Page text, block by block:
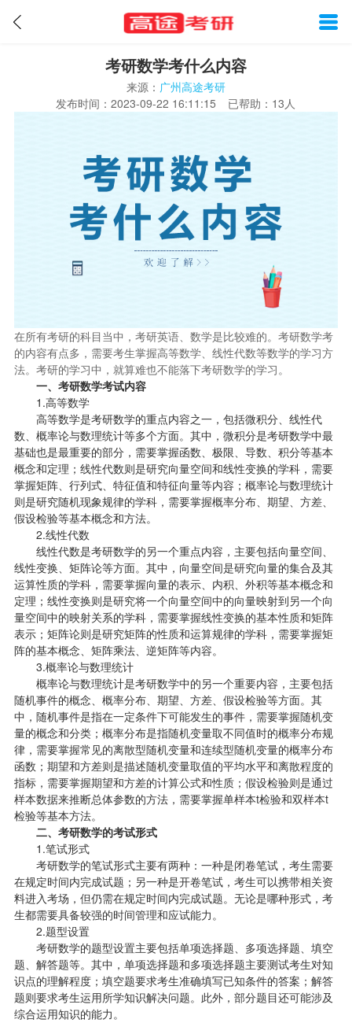
考研数学考什么内容
来源： 广州高途考研
发布时间：2023-09-22 16:11:15 已帮助：13人
在所有考研的科目当中，考研英语、数学是比较难的。考研数学考
的内容有点多，需要考生掌握高等数学、线性代数等数学的学习方
法。考研的学习中，就算难也不能落下考研数学的学习。
一、考研数学考试内容
1.高等数学
高等数学是考研数学的重点内容之一，包括微积分、线性代
数、概率论与数理统计等多个方面。其中，微积分是考研数学中最
基础也是最重要的部分，需要掌握函数、极限、导数、积分等基本
概念和定理；线性代数则是研究向量空间和线性变换的学科，需要
掌握矩阵、行列式、特征值和特征向量等内容；概率论与数理统计
则是研究随机现象规律的学科，需要掌握概率分布、期望、方差、
假设检验等基本概念和方法。
2.线性代数
线性代数是考研数学的另一个重点内容，主要包括向量空间、
线性变换、矩阵论等方面。其中，向量空间是研究向量的集合及其
运算性质的学科，需要掌握向量的表示、内积、外积等基本概念和
定理；线性变换则是研究将一个向量空间中的向量映射到另一个向
量空间中的映射关系的学科，需要掌握线性变换的基本性质和矩阵
表示；矩阵论则是研究矩阵的性质和运算规律的学科，需要掌握矩
阵的基本概念、矩阵乘法、逆矩阵等内容。
3.概率论与数理统计
概率论与数理统计是考研数学中的另一个重要内容，主要包括
随机事件的概念、概率分布、期望、方差、假设检验等方面。其
中，随机事件是指在一定条件下可能发生的事件，需要掌握随机变
量的概念和分类；概率分布是指随机变量取不同值时的概率分布规
律，需要掌握常见的离散型随机变量和连续型随机变量的概率分布
函数；期望和方差则是描述随机变量取值的平均水平和离散程度的
指标，需要掌握期望和方差的计算公式和性质；假设检验则是通过
样本数据来推断总体参数的方法，需要掌握单样本t检验和双样本t
检验等基本方法。
二、考研数学的考试形式
1.笔试形式
考研数学的笔试形式主要有两种：一种是闭卷笔试，考生需要
在规定时间内完成试题；另一种是开卷笔试，考生可以携带相关资
料进入考场，但仍需在规定时间内完成试题。无论是哪种形式，考
生都需要具备较强的时间管理和应试能力。
2.题型设置
考研数学的题型设置主要包括单项选择题、多项选择题、填空
题、解答题等。其中，单项选择题和多项选择题主要测试考生对知
识点的理解程度；填空题要求考生准确填写已知条件的答案；解答
题则要求考生运用所学知识解决问题。此外，部分题目还可能涉及
综合运用知识的能力。